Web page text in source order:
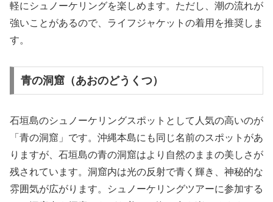
軽にシュノーケリングを楽しめます。ただし、潮の流れが
強いことがあるので、ライフジャケットの着用を推奨しま
す。
青の洞窟（あおのどうくつ）
石垣島のシュノーケリングスポットとして人気の高いのが
「青の洞窟」です。沖縄本島にも同じ名前のスポットがあ
りますが、石垣島の青の洞窟はより自然のままの美しさが
残されています。洞窟内は光の反射で青く輝き、神秘的な
雰囲気が広がります。シュノーケリングツアーに参加する